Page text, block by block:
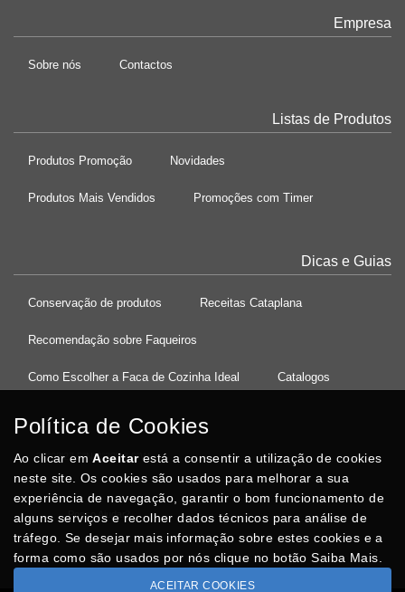
Empresa
Sobre nós Contactos
Listas de Produtos
Produtos Promoção Novidades
Produtos Mais Vendidos Promoções com Timer
Dicas e Guias
Conservação de produtos Receitas Cataplana
Recomendação sobre Faqueiros
Como Escolher a Faca de Cozinha Ideal Catalogos
37°08'27.5"N 8°32'13.9"W
Posso Ajudar?
Política de Cookies
Ao clicar emAceitarestá a consentir a utilização de cookies
neste site. Os cookies são usados para melhorar a sua
experiência de navegação, garantir o bom funcionamento de
alguns serviços e recolher dados técnicos para análise de
tráfego. Se desejar mais informação sobre estes cookies e a
forma como são usados por nós clique no botão Saiba Mais.
ACEITAR COOKIES